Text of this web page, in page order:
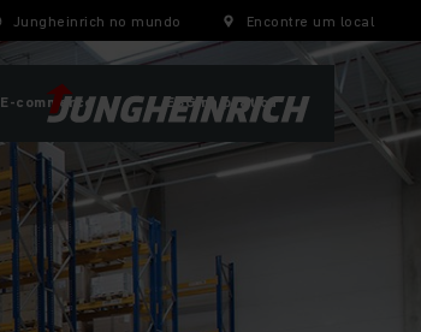
Jungheinrich no mundo Encontre um local
E-commerce ESG na prática